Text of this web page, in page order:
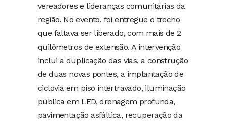
vereadores e lideranças comunitárias da
região. No evento, foi entregue o trecho
que faltava ser liberado, com mais de 2
quilômetros de extensão. A intervenção
inclui a duplicação das vias, a construção
de duas novas pontes, a implantação de
ciclovia em piso intertravado, iluminação
pública em LED, drenagem profunda,
pavimentação asfáltica, recuperação da